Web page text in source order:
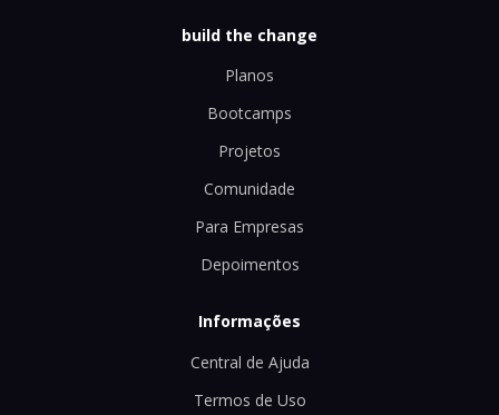
build the change
Planos
Bootcamps
Projetos
Comunidade
Para Empresas
Depoimentos
Informações
Central de Ajuda
Termos de Uso